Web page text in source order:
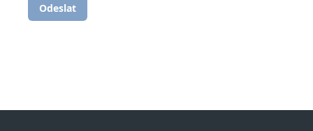
Odeslat